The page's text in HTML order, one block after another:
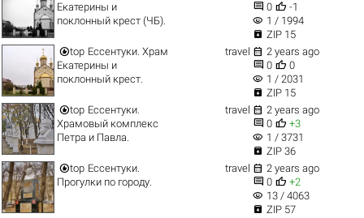
Екатерины и
поклонный крест (ЧБ).
 0  -1
visibility 1 / 1994
 ZIP 15
top Ессентуки. Храм
Екатерины и
поклонный крест.
travel  2 years ago
 0  0
visibility 1 / 2031
 ZIP 15
top Ессентуки.
Храмовый комплекс
Петра и Павла.
travel  2 years ago
 0  +3
visibility 1 / 3731
 ZIP 36
top Ессентуки.
Прогулки по городу.
travel  2 years ago
 0  +2
visibility 13 / 4063
 ZIP 57